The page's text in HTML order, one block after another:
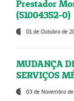
Prestador
(51004352-0)
01 de Outubro de
MUDANÇA
SERVIÇOS
03 de Novembro